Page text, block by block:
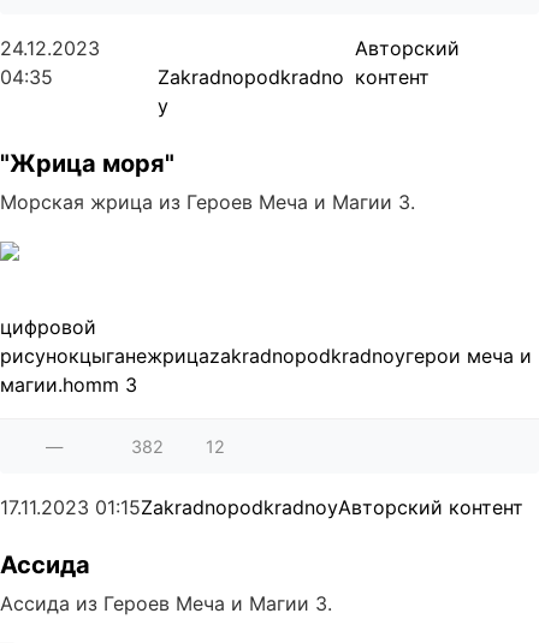
24.12.2023
04:35
Zakradnopodkradno
y
Авторский
контент
"Жрица моря"
Морская жрица из Героев Меча и Магии 3.
цифровой
рисунокцыганежрицаzakradnopodkradnoyгерои меча и
магии.homm 3
— 382 12
17.11.2023 01:15ZakradnopodkradnoyАвторский контент
Ассида
Ассида из Героев Меча и Магии 3.